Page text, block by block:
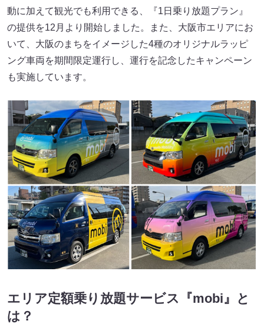
動に加えて観光でも利用できる、『1日乗り放題プラン』
の提供を12月より開始しました。また、大阪市エリアにお
いて、大阪のまちをイメージした4種のオリジナルラッピ
ング車両を期間限定運行し、運行を記念したキャンペーン
も実施しています。
エリア定額乗り放題サービス『mobi』と
は？